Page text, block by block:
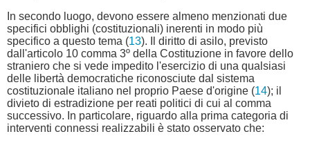
In secondo luogo, devono essere almeno menzionati due
specifici obblighi (costituzionali) inerenti in modo più
specifico a questo tema (13). Il diritto di asilo, previsto
dall'articolo 10 comma 3º della Costituzione in favore dello
straniero che si vede impedito l'esercizio di una qualsiasi
delle libertà democratiche riconosciute dal sistema
costituzionale italiano nel proprio Paese d'origine (14); il
divieto di estradizione per reati politici di cui al comma
successivo. In particolare, riguardo alla prima categoria di
interventi connessi realizzabili è stato osservato che: